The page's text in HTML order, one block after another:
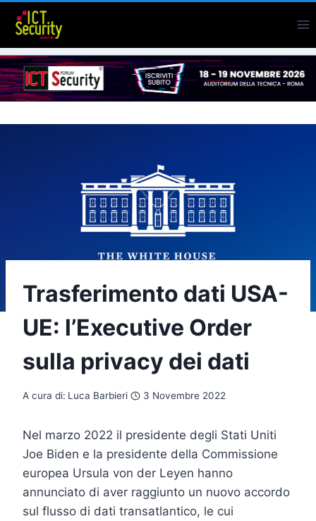
Salta
contenuto
Trasferimento dati USA-
UE: l’Executive Order
sulla privacy dei dati
A cura di: Luca Barbieri 3 Novembre 2022
Nel marzo 2022 il presidente degli Stati Uniti
Joe Biden e la presidente della Commissione
europea Ursula von der Leyen hanno
annunciato di aver raggiunto un nuovo accordo
sul flusso di dati transatlantico, le cui